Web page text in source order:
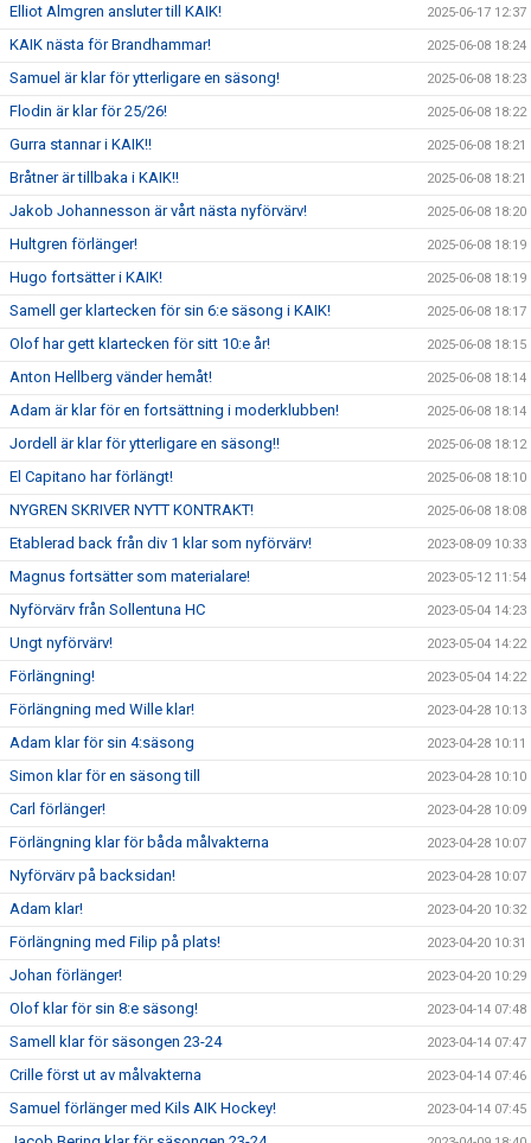
Elliot Almgren ansluter till KAIK! 2025-06-17 12:37
KAIK nästa för Brandhammar! 2025-06-08 18:24
Samuel är klar för ytterligare en säsong! 2025-06-08 18:23
Flodin är klar för 25/26! 2025-06-08 18:22
Gurra stannar i KAIK!! 2025-06-08 18:21
Bråtner är tillbaka i KAIK!! 2025-06-08 18:21
Jakob Johannesson är vårt nästa nyförvärv! 2025-06-08 18:20
Hultgren förlänger! 2025-06-08 18:19
Hugo fortsätter i KAIK! 2025-06-08 18:19
Samell ger klartecken för sin 6:e säsong i KAIK! 2025-06-08 18:17
Olof har gett klartecken för sitt 10:e år! 2025-06-08 18:15
Anton Hellberg vänder hemåt! 2025-06-08 18:14
Adam är klar för en fortsättning i moderklubben! 2025-06-08 18:14
Jordell är klar för ytterligare en säsong!! 2025-06-08 18:12
El Capitano har förlängt! 2025-06-08 18:10
NYGREN SKRIVER NYTT KONTRAKT! 2025-06-08 18:08
Etablerad back från div 1 klar som nyförvärv! 2023-08-09 10:33
Magnus fortsätter som materialare! 2023-05-12 11:54
Nyförvärv från Sollentuna HC 2023-05-04 14:23
Ungt nyförvärv! 2023-05-04 14:22
Förlängning! 2023-05-04 14:22
Förlängning med Wille klar! 2023-04-28 10:13
Adam klar för sin 4:säsong 2023-04-28 10:11
Simon klar för en säsong till 2023-04-28 10:10
Carl förlänger! 2023-04-28 10:09
Förlängning klar för båda målvakterna 2023-04-28 10:07
Nyförvärv på backsidan! 2023-04-28 10:07
Adam klar! 2023-04-20 10:32
Förlängning med Filip på plats! 2023-04-20 10:31
Johan förlänger! 2023-04-20 10:29
Olof klar för sin 8:e säsong! 2023-04-14 07:48
Samell klar för säsongen 23-24 2023-04-14 07:47
Crille först ut av målvakterna 2023-04-14 07:46
Samuel förlänger med Kils AIK Hockey! 2023-04-14 07:45